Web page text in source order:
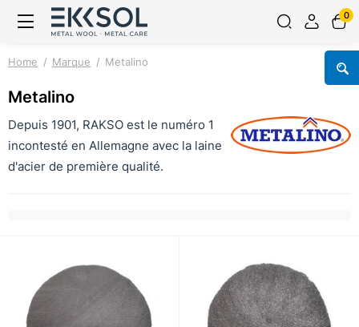
0
Home Marque Metalino
Metalino
Depuis 1901, RAKSO est le numéro 1
incontesté en Allemagne avec la laine
d'acier de première qualité.